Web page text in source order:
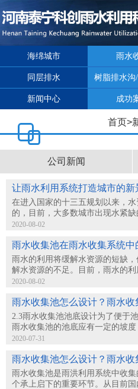
海绵城市 雨水
同层排水 树脂排水沟
新闻中心 成功
首页>
公司新闻
让雨水利用系统打造城市的新
在进入国家的十三五规划以来，
的，目前，大多数城市出现水紧缺
2020-08-02
雨水收集池在雨水收集系统中
雨水的利用将缓解水资源的短缺
解水资源的不足。目前，雨水的利
2020-08-02
雨水收集池怎么设计？雨水
作的重要因···
2.3雨水收集池池底设计为了便于
雨水收集池的池底应有一定的坡度
2020-07-31
雨水收集池怎么设计？雨水
作的重要因···
雨水收集池是雨洪利用系统中收
个承上启下的重要环节。从目前国